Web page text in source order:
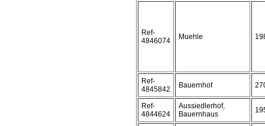
Ref-
4846074
Muehle
Ref-
4845842
Bauernhof
Ref-
4844624
Aussiedlerhof,
Bauernhaus